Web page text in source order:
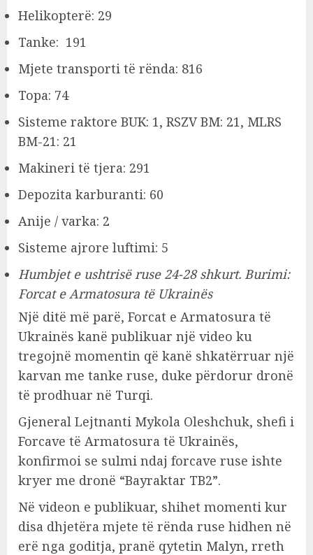
Helikopterë: 29
Tanke: 191
Mjete transporti të rënda: 816
Topa: 74
Sisteme raktore BUK: 1, RSZV BM: 21, MLRS
BM-21: 21
Makineri të tjera: 291
Depozita karburanti: 60
Anije / varka: 2
Sisteme ajrore luftimi: 5
Humbjet e ushtrisë ruse 24-28 shkurt. Burimi:
Forcat e Armatosura të Ukrainës
Një ditë më parë, Forcat e Armatosura të
Ukrainës kanë publikuar një video ku
tregojnë momentin që kanë shkatërruar një
karvan me tanke ruse, duke përdorur dronë
të prodhuar në Turqi.
Gjeneral Lejtnanti Mykola Oleshchuk, shefi i
Forcave të Armatosura të Ukrainës,
konfirmoi se sulmi ndaj forcave ruse ishte
kryer me dronë “Bayraktar TB2”.
Në videon e publikuar, shihet momenti kur
disa dhjetëra mjete të rënda ruse hidhen në
erë nga goditja, pranë qytetin Malyn, rreth